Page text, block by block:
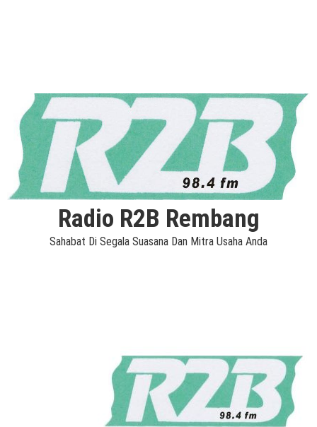
Radio R2B Rembang
Sahabat Di Segala Suasana Dan Mitra Usaha Anda